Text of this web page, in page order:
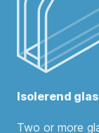
Isolerend glas
Two or more